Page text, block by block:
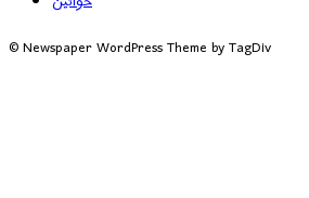
© Newspaper WordPress Theme by TagDiv